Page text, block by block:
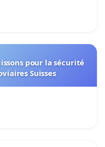
pour la sécurité
Suisses